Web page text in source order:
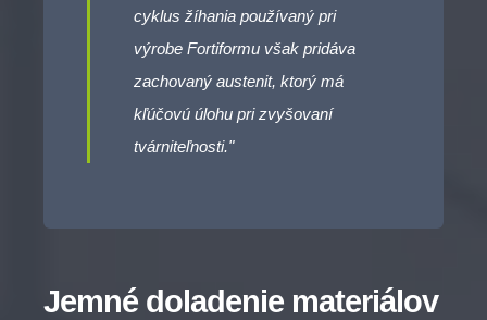
cyklus žíhania používaný pri
výrobe Fortiformu však pridáva
zachovaný austenit, ktorý má
kľúčovú úlohu pri zvyšovaní
tvárniteľnosti."
Jemné doladenie materiálov